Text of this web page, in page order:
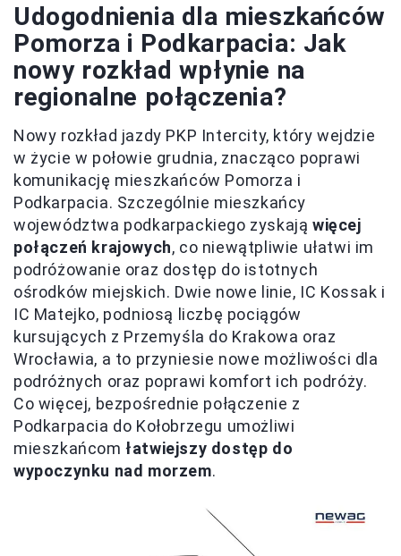
Udogodnienia dla mieszkańców
Pomorza i Podkarpacia: Jak
nowy rozkład wpłynie na
regionalne połączenia?
Nowy rozkład jazdy PKP Intercity, który wejdzie
w życie w połowie grudnia, znacząco poprawi
komunikację mieszkańców Pomorza i
Podkarpacia. Szczególnie mieszkańcy
województwa podkarpackiego zyskająwięcej
połączeń krajowych, co niewątpliwie ułatwi im
podróżowanie oraz dostęp do istotnych
ośrodków miejskich. Dwie nowe linie, IC Kossak i
IC Matejko, podniosą liczbę pociągów
kursujących z Przemyśla do Krakowa oraz
Wrocławia, a to przyniesie nowe możliwości dla
podróżnych oraz poprawi komfort ich podróży.
Co więcej, bezpośrednie połączenie z
Podkarpacia do Kołobrzegu umożliwi
mieszkańcomłatwiejszy dostęp do
wypoczynku nad morzem.